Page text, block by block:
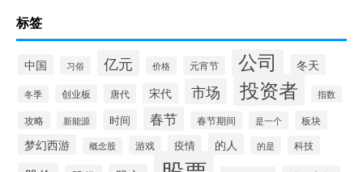
标签
中国 习俗 亿元 价格 元宵节 公司 冬天
冬季 创业板 唐代 宋代 市场 投资者 指数
攻略 新能源 时间 春节 春节期间 是一个 板块
梦幻西游 概念股 游戏 疫情 的人 的是 科技